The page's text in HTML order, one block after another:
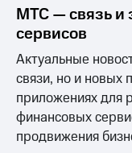
"МТС"
Собрания
Личный
кабинет
акционера
капитал
Контроль
МТС — связь и
сервисов
Актуальные
связи, но и
приложениях для
финансовых
продвижения